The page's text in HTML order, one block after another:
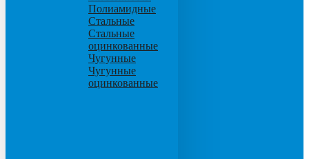
Полиамидные
Стальные
Стальные
оцинкованные
Чугунные
Чугунные
оцинкованные